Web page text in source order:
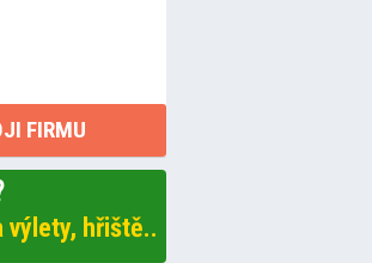
FIRMU
výlety, hřiště..